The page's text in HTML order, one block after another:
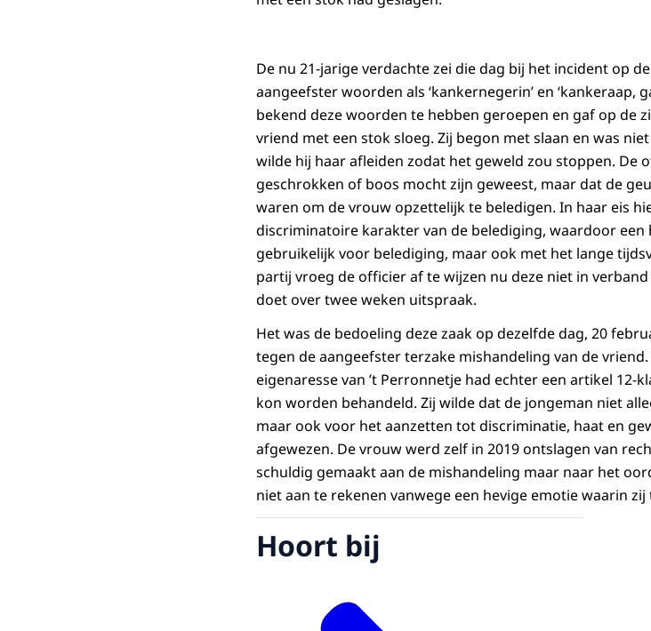
De nu 21-jarige verdachte zei die dag bij het incident op
aangeefster woorden als ‘kankernegerin’ en ‘kankeraap,
bekend deze woorden te hebben geroepen en gaf op de
vriend met een stok sloeg. Zij begon met slaan en was
wilde hij haar afleiden zodat het geweld zou stoppen. De
geschrokken of boos mocht zijn geweest, maar dat de
waren om de vrouw opzettelijk te beledigen. In haar eis
discriminatoire karakter van de belediging, waardoor een
gebruikelijk voor belediging, maar ook met het lange
partij vroeg de officier af te wijzen nu deze niet in
doet over twee weken uitspraak.
Het was de bedoeling deze zaak op dezelfde dag, 20
tegen de aangeefster terzake mishandeling van de
eigenaresse van ’t Perronnetje had echter een artikel 12-
kon worden behandeld. Zij wilde dat de jongeman niet
maar ook voor het aanzetten tot discriminatie, haat en
afgewezen. De vrouw werd zelf in 2019 ontslagen van
schuldig gemaakt aan de mishandeling maar naar het
niet aan te rekenen vanwege een hevige emotie waarin
Hoort bij